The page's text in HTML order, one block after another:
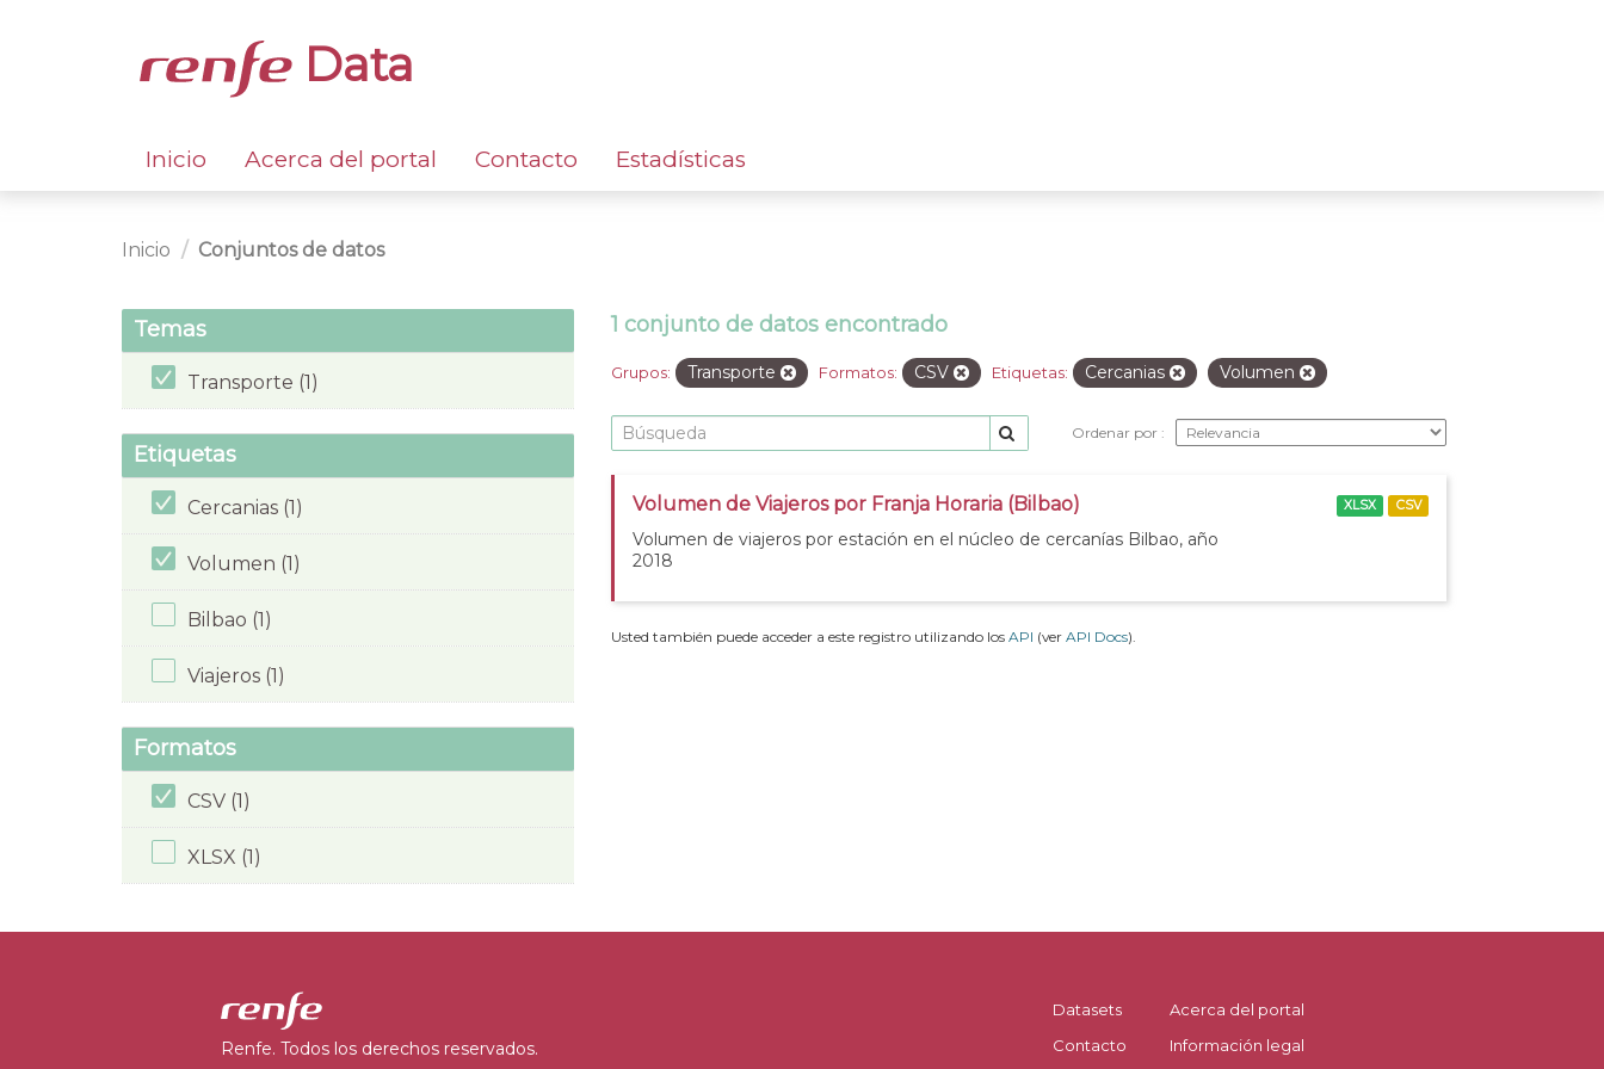
Data
Inicio Acerca del portal Contacto Estadísticas
Inicio Conjuntos de datos
Temas
Transporte (1)
Etiquetas
Cercanias (1)
Volumen (1)
Bilbao (1)
Viajeros (1)
Formatos
CSV (1)
XLSX (1)
1 conjunto de datos encontrado
Grupos: Transporte Formatos: CSV Etiquetas: Cercanias Volumen
Ordenar por
Volumen de Viajeros por Franja Horaria (Bilbao)
Volumen de viajeros por estación en el núcleo de cercanías Bilbao, año
2018
XLSX CSV
Usted también puede acceder a este registro utilizando los API (ver API Docs).
Renfe. Todos los derechos reservados.
Datasets
Contacto
Acerca del portal
Información legal